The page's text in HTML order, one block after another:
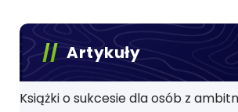
Artykuły
Książki o sukcesie dla osób z